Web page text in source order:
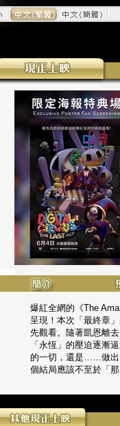
爆紅全網的《The
呈現！本次「最終章
先觀看。隨著凱恩離
「永恆」的壓迫逐漸
的一切，還是……做出
個結局應該不至於「